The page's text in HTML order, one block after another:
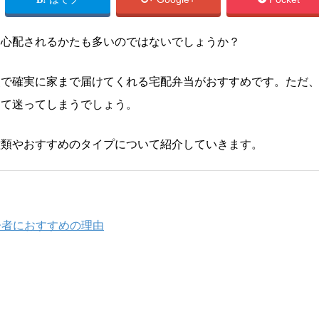
配されるかたも多いのではないでしょうか？
確実に家まで届けてくれる宅配弁当がおすすめです。ただ
迷ってしまうでしょう。
やおすすめのタイプについて紹介していきます。
におすすめの理由